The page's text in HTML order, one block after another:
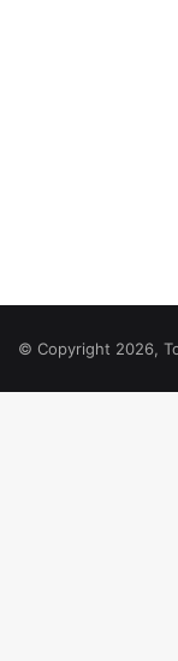
© Copyright 2026,